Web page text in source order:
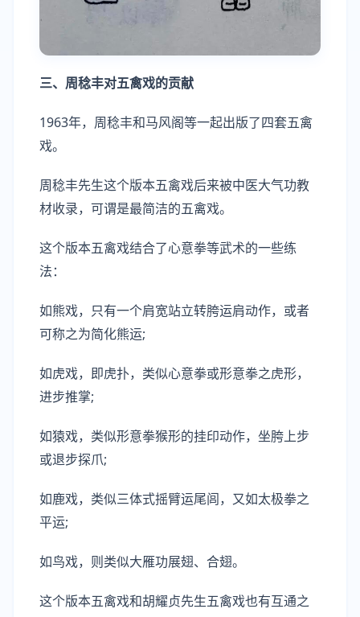
三、周稔丰对五禽戏的贡献
1963年，周稔丰和马风阁等一起出版了四套五禽
戏。
周稔丰先生这个版本五禽戏后来被中医大气功教
材收录，可谓是最简洁的五禽戏。
这个版本五禽戏结合了心意拳等武术的一些练
法：
如熊戏，只有一个肩宽站立转胯运肩动作，或者
可称之为简化熊运;
如虎戏，即虎扑，类似心意拳或形意拳之虎形，
进步推掌;
如猿戏，类似形意拳猴形的挂印动作，坐胯上步
或退步探爪;
如鹿戏，类似三体式摇臂运尾闾，又如太极拳之
平运;
如鸟戏，则类似大雁功展翅、合翅。
这个版本五禽戏和胡耀贞先生五禽戏也有互通之